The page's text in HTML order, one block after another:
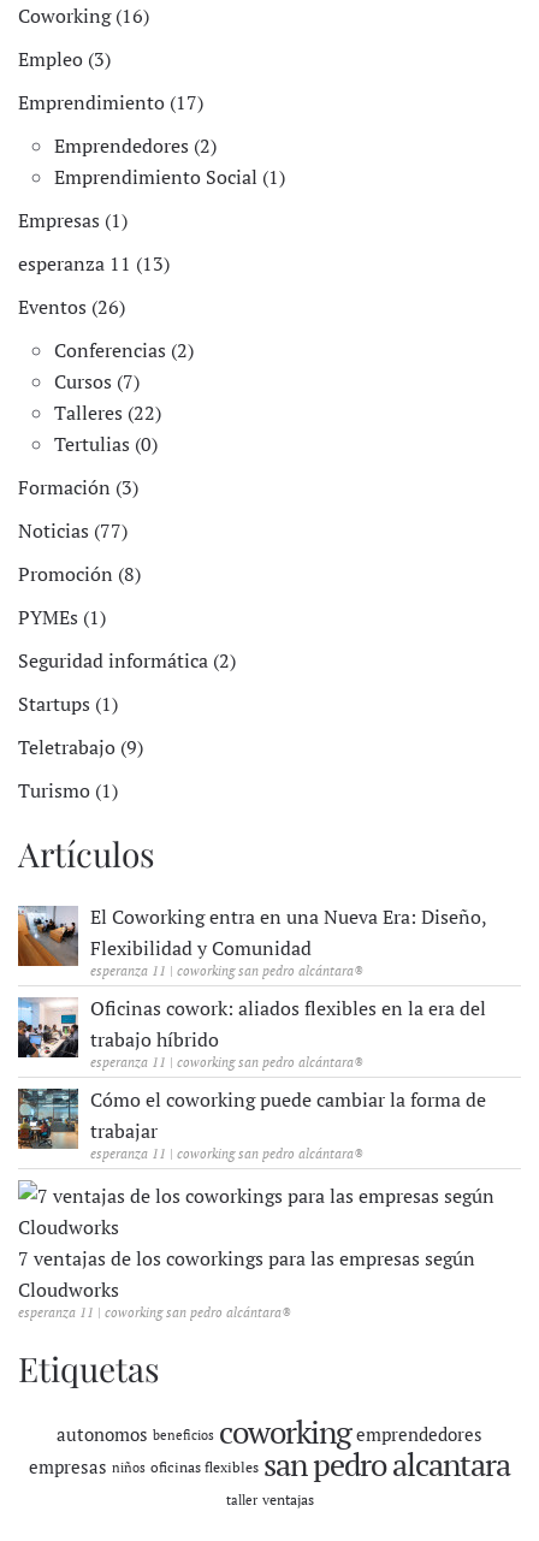
Coworking (16)
Empleo (3)
Emprendimiento (17)
Emprendedores (2)
Emprendimiento Social (1)
Empresas (1)
esperanza 11 (13)
Eventos (26)
Conferencias (2)
Cursos (7)
Talleres (22)
Tertulias (0)
Formación (3)
Noticias (77)
Promoción (8)
PYMEs (1)
Seguridad informática (2)
Startups (1)
Teletrabajo (9)
Turismo (1)
Artículos
El Coworking entra en una Nueva Era: Diseño,
Flexibilidad y Comunidad
esperanza 11 | coworking san pedro alcántara®
Oficinas cowork: aliados flexibles en la era del
trabajo híbrido
esperanza 11 | coworking san pedro alcántara®
Cómo el coworking puede cambiar la forma de
trabajar
esperanza 11 | coworking san pedro alcántara®
7 ventajas de los coworkings para las empresas según
Cloudworks
esperanza 11 | coworking san pedro alcántara®
Etiquetas
autonomos beneficios coworking emprendedores
empresas niños oficinas flexibles san pedro alcantara
taller ventajas